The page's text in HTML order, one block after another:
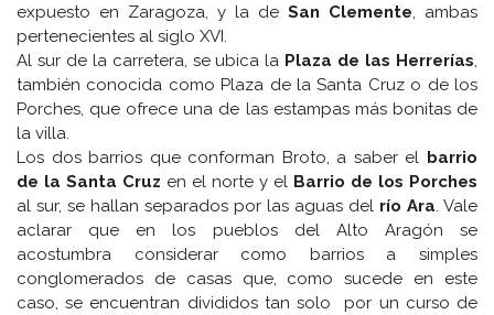
expuesto en Zaragoza, y la de San Clemente, ambas
pertenecientes al siglo XVI.
Al sur de la carretera, se ubica la Plaza de las Herrerías,
también conocida como Plaza de la Santa Cruz o de los
Porches, que ofrece una de las estampas más bonitas de
la villa.
Los dos barrios que conforman Broto, a saber el barrio
de la Santa Cruz en el norte y el Barrio de los Porches
al sur, se hallan separados por las aguas del río Ara. Vale
aclarar que en los pueblos del Alto Aragón se
acostumbra considerar como barrios a simples
conglomerados de casas que, como sucede en este
caso, se encuentran divididos tan solo por un curso de